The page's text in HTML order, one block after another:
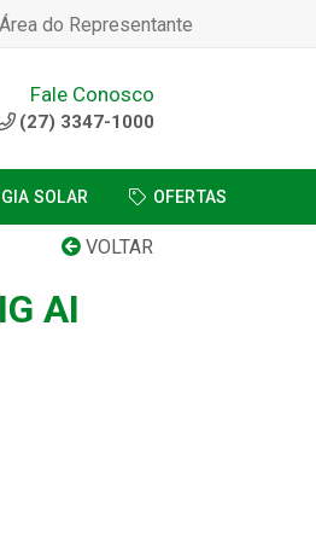
Área do Representante
Fale Conosco
(27) 3347-1000
SOLAR OFERTAS
VOLTAR
AI